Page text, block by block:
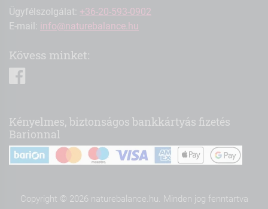
Ügyfélszolgálat: +36-20-593-0902
E-mail: info@naturebalance.hu
Kövess minket:
Kényelmes, biztonságos bankkártyás fizetés
Barionnal
Copyright © 2026 naturebalance.hu. Minden jog fenntartva